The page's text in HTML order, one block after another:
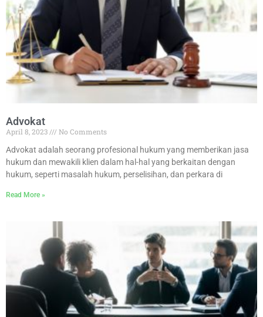
Advokat
April 8, 2023
No Comments
Advokat adalah seorang profesional hukum yang memberikan jasa
hukum dan mewakili klien dalam hal-hal yang berkaitan dengan
hukum, seperti masalah hukum, perselisihan, dan perkara di
Read More »